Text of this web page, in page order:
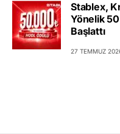
Stablex,
Yönelik
Başlattı
27 TEMMUZ